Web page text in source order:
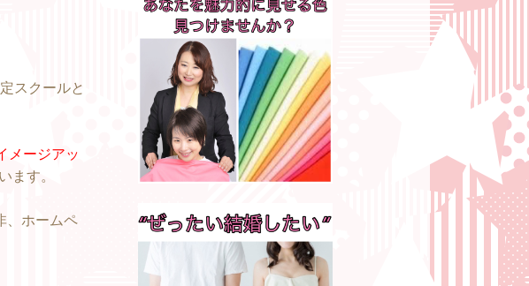
スクールと
メージアッ
ます。
、ホームペ